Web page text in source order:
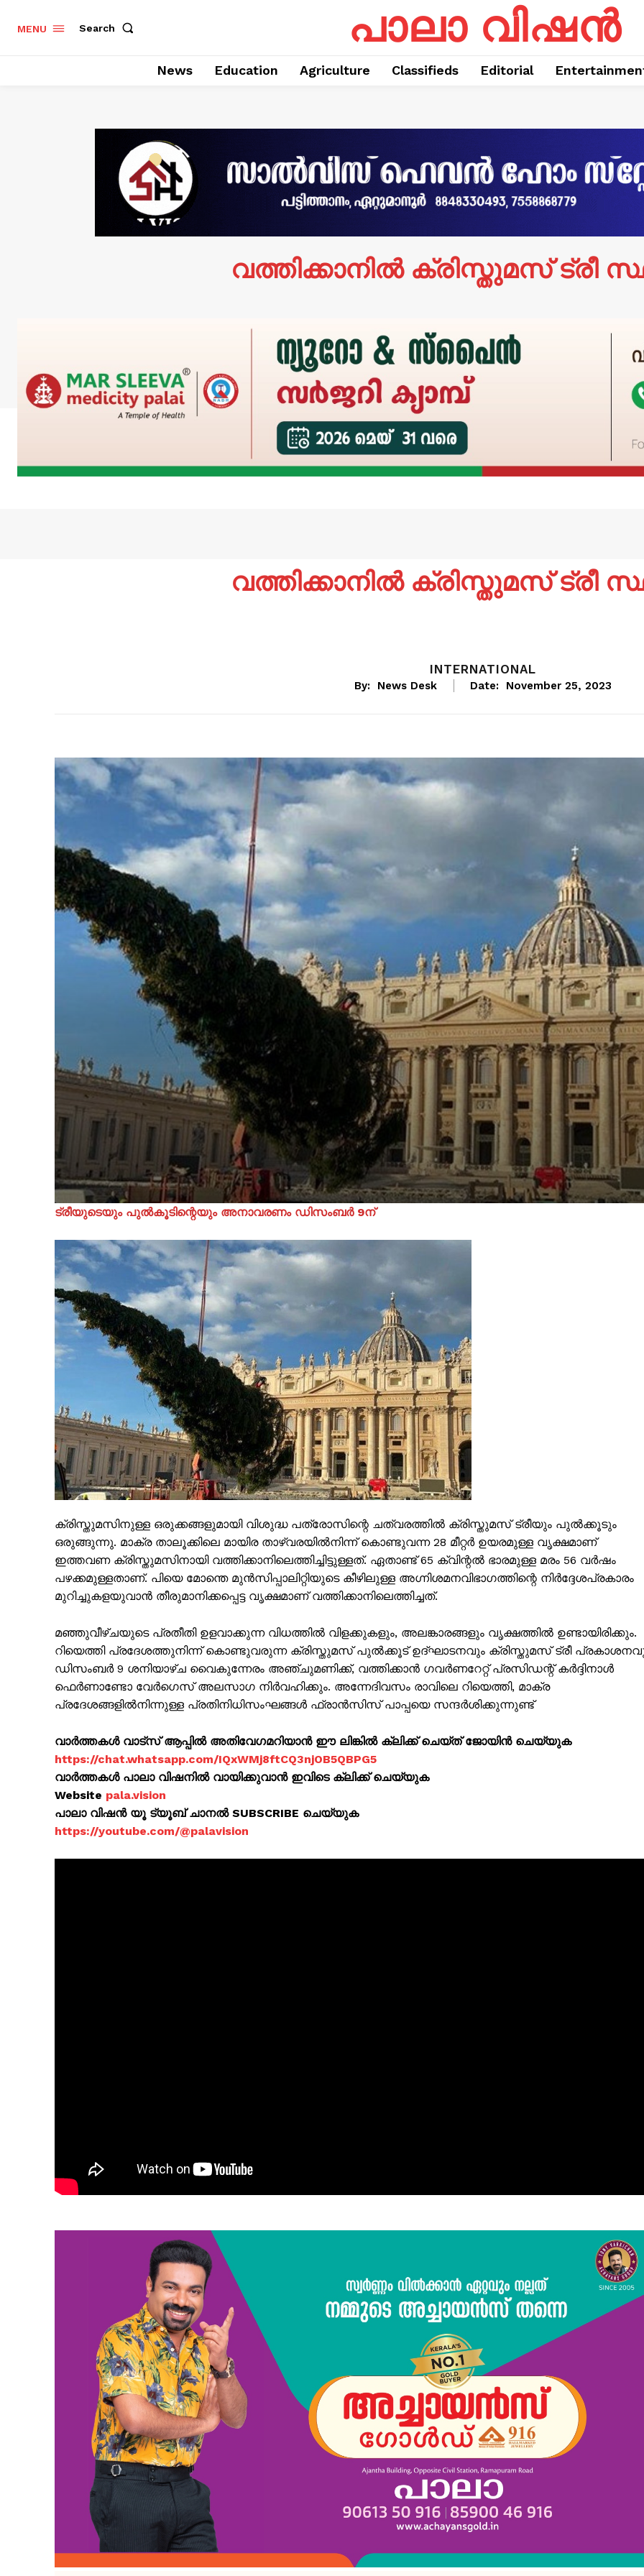
SUBSCRIBE NOW
PALA VISION
About
Subscription Plans
My account
Grievance Redressal
MENU Search പാലാ വിഷൻ
News Education Agriculture Classifieds Editorial
വത്തിക്കാനില്‍ ക്രിസ്തുമസ് ട്രീ
വത്തിക്കാനില്‍ ക്രിസ്തുമസ് ട്രീ
INTERNATIONAL
By: News Desk Date: November 25, 2023
ട്രീയുടെയും പുല്‍കൂടിന്റെയും അനാവരണം ഡിസംബർ 9ന്
ക്രിസ്തുമസിനുള്ള ഒരുക്കങ്ങളുമായി വിശുദ്ധ പത്രോസിന്റെ ചത്വരത്തിൽ ക്രിസ്തുമസ് ട്രീയും പുൽക്കൂടും
ഒരുങ്ങുന്നു. മാക്ര താലൂക്കിലെ മായിര താഴ്‌വരയിൽനിന്ന് കൊണ്ടുവന്ന 28 മീറ്റർ ഉയരമുള്ള വൃക്ഷമാണ്
ഇത്തവണ ക്രിസ്തുമസിനായി വത്തിക്കാനിലെത്തിച്ചിട്ടുള്ളത്. ഏതാണ്ട് 65 ക്വിന്റൽ ഭാരമുള്ള മരം 56 വർഷം
പഴക്കമുള്ളതാണ്. പിയെ മോന്തെ മുന്‍സിപ്പാലിറ്റിയുടെ കീഴിലുള്ള അഗ്നിശമനവിഭാഗത്തിന്റെ നിർദ്ദേശപ്രകാരം
മുറിച്ചുകളയുവാൻ തീരുമാനിക്കപ്പെട്ട വൃക്ഷമാണ് വത്തിക്കാനിലെത്തിച്ചത്.
മഞ്ഞുവീഴ്ചയുടെ പ്രതീതി ഉളവാക്കുന്ന വിധത്തിൽ വിളക്കുകളും, അലങ്കാരങ്ങളും വൃക്ഷത്തിൽ ഉണ്ടായിരിക്കും.
റിയെത്തി പ്രദേശത്തുനിന്ന് കൊണ്ടുവരുന്ന ക്രിസ്തുമസ് പുൽക്കൂട് ഉദ്‌ഘാടനവും ക്രിസ്തുമസ് ട്രീ
ഡിസംബർ 9 ശനിയാഴ്‌ച വൈകുന്നേരം അഞ്ചുമണിക്ക്, വത്തിക്കാൻ ഗവര്‍ണറേറ്റ് പ്രസിഡന്റ് കർദ്ദിനാൾ
ഫെർണാണ്ടോ വേർഗെസ് അലസാഗ നിർവഹിക്കും. അന്നേദിവസം രാവിലെ റിയെത്തി, മാക്ര
പ്രദേശങ്ങളിൽനിന്നുള്ള പ്രതിനിധിസംഘങ്ങൾ ഫ്രാൻസിസ് പാപ്പയെ സന്ദര്‍ശിക്കുന്നുണ്ട്
വാർത്തകൾ വാട്സ് ആപ്പിൽ അതിവേഗമറിയാൻ ഈ ലിങ്കിൽ ക്ലിക്ക് ചെയ്ത് ജോയിൻ ചെയ്യുക
https://chat.whatsapp.com/IQxWMj8ftCQ3njOB5QBPG5
വാർത്തകൾ പാലാ വിഷനിൽ വായിക്കുവാൻ ഇവിടെ ക്ലിക്ക് ചെയ്യുക
Website pala.vision
പാലാ വിഷൻ യൂ ട്യൂബ് ചാനൽ SUBSCRIBE ചെയ്യുക
https://youtube.com/@palavision